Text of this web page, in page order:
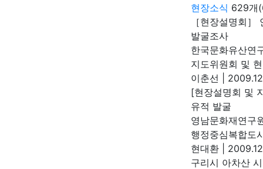
현장소식 629개
［현장설명회
발굴조사
한국문화유산연
지도위원회 및
이춘선
[현장설명회 및
유적 발굴
영남문화재연구
행정중심복합도
현대환
구리시 아차산